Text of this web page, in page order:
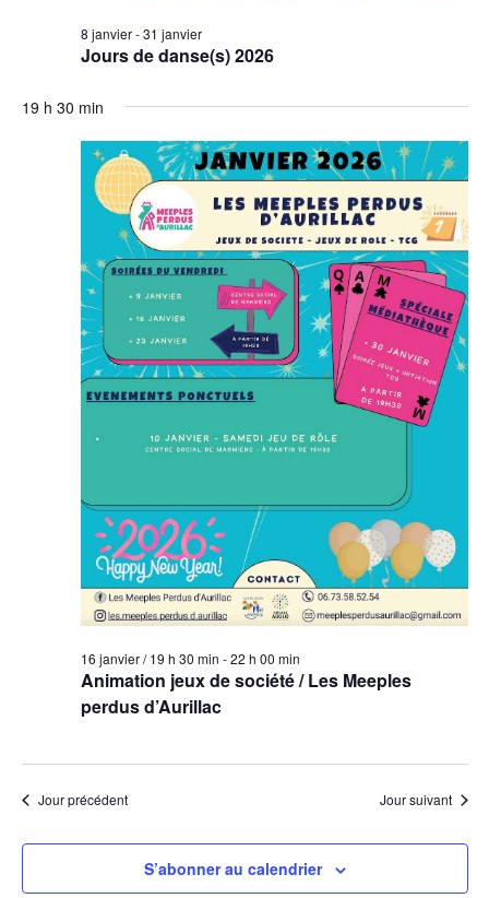
Jours de danse(s) 2026
8 janvier-31 janvier
19 h 30 min
Animation jeux de société / Les Meeples
perdus d’Aurillac
16 janvier / 19 h 30 min -22 h 00 min
Jour précédent Jour suivant
S’abonner au calendrier